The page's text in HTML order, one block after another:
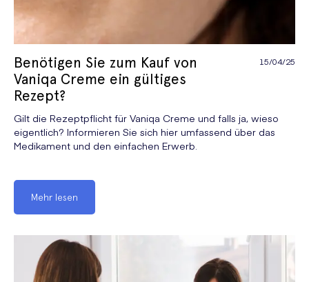
Benötigen Sie zum Kauf von
Vaniqa Creme ein gültiges
Rezept?
15/04/25
Gilt die Rezeptpflicht für Vaniqa Creme und falls ja, wieso
eigentlich? Informieren Sie sich hier umfassend über das
Medikament und den einfachen Erwerb.
Mehr lesen